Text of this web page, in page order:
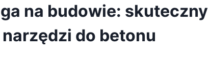
na budowie: skuteczny
do betonu